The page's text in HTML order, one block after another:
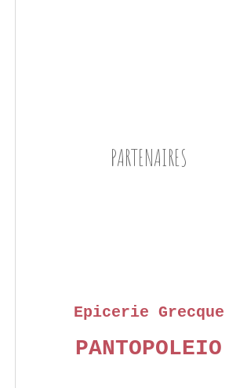
PARTENAIRES
Epicerie Grecque
PANTOPOLEIO